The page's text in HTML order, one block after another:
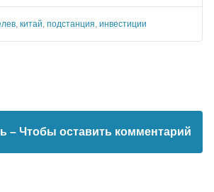
китай подстанция инвестиции
– Чтобы оставить комментарий